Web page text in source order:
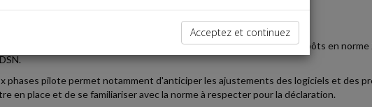
2019, les employeurs et les déclarants peuvent effectuer les dépôts en norme
phases pilote permet notamment d'anticiper les ajustements des logiciels et des
en place et de se familiariser avec la norme à respecter pour la déclaration.
Acceptez et continuez